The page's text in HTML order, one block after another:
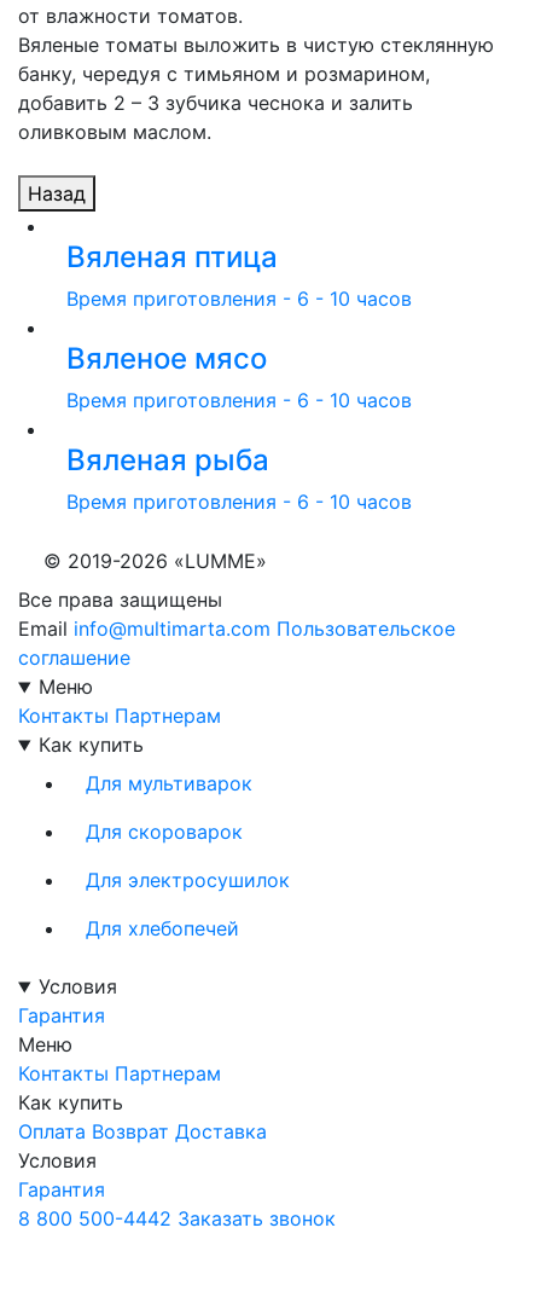
от влажности томатов.
Вяленые томаты выложить в чистую стеклянную
банку, чередуя с тимьяном и розмарином,
добавить 2 – 3 зубчика чеснока и залить
оливковым маслом.
Назад
Вяленая птица
Время приготовления - 6 - 10 часов
Вяленое мясо
Время приготовления - 6 - 10 часов
Вяленая рыба
Время приготовления - 6 - 10 часов
© 2019-2026 «LUMME»
Все права защищены
Email info@multimarta.com Пользовательское
соглашение
Меню
Контакты Партнерам
Как купить
Для мультиварок
Для скороварок
Для электросушилок
Для хлебопечей
Условия
Гарантия
Меню
Контакты Партнерам
Как купить
Оплата Возврат Доставка
Условия
Гарантия
8 800 500-4442 Заказать звонок